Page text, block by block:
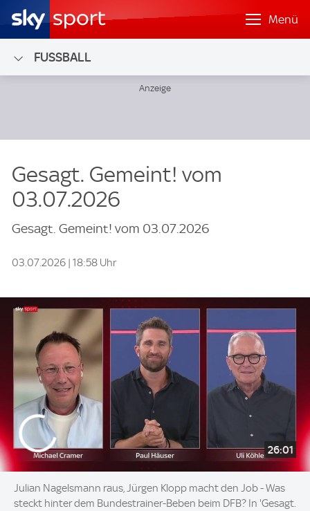
Menü
FUSSBALL
Gesagt. Gemeint! vom
03.07.2026
Gesagt. Gemeint! vom 03.07.2026
03.07.2026 | 18:58 Uhr
26:01
Julian Nagelsmann raus, Jürgen Klopp macht den Job - Was
steckt hinter dem Bundestrainer-Beben beim DFB? In 'Gesagt.